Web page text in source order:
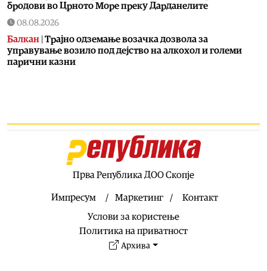
бродови во Црното Море преку Дарданелите
08.08.2026
Балкан Трајно одземање возачка дозвола за
управување возило под дејство на алкохол и големи
парични казни
08.08.2026
Иран: Отворањето на Ормутскиот Теснец зависи
вицешампионка во џиу-џицу
Матера – градот од камен кој како феникс се
издигнал од пепелта на срамот, бедата и заборавот
Прва Република ДОО Скопје
Импресум Маркетинг
Контакт
Услови за користење
Политика на приватност
Архива